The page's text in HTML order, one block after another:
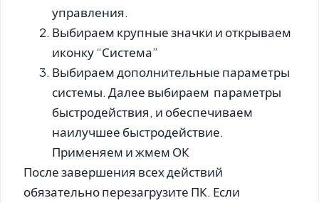
управления.
Выбираем крупные значки и открываем
иконку “Система”
Выбираем дополнительные параметры
системы. Далее выбираем параметры
быстродействия, и обеспечиваем
наилучшее быстродействие.
Применяем и жмем ОК
После завершения всех действий
обязательно перезагрузите ПК. Если